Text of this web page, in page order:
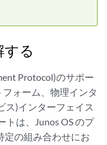
る
Protocol)のサポー
ォーム、物理インタ
ス)インターフェイス
トは、Junos OS のプ
定の組み合わせにお